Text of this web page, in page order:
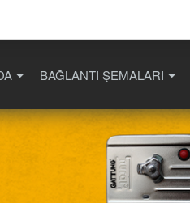
BAĞLANTI ŞEMALARI